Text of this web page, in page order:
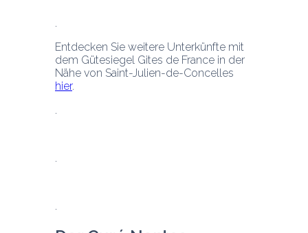
Entdecken Sie weitere Unterkünfte mit
dem Gütesiegel Gites de France in der
hier.